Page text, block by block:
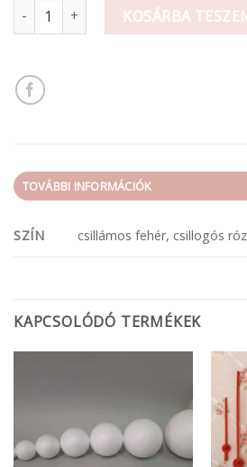
Csillogós beszúrható bogyó mennyiség
KOSÁRBA
TOVÁBBI INFORMÁCIÓK
SZÍN csillámos fehér, csillogós
KAPCSOLÓDÓ TERMÉKEK